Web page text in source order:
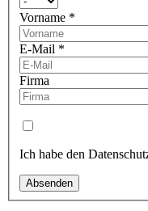
Vorname *
E-Mail *
Firma
Ich habe den
Absenden